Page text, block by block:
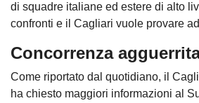
di squadre italiane ed estere di alto
confronti e il Cagliari vuole provare
Concorrenza
Come riportato dal quotidiano, il
ha chiesto maggiori informazioni al